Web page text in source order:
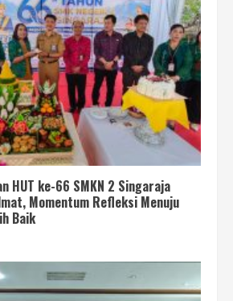
HUT ke-66 SMKN 2 Singaraja
Momentum Refleksi Menuju
Baik